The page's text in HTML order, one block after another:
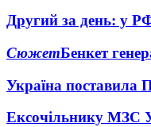
Другий за день: у
СюжетБенкет
Україна поставила
Ексочільнику МЗС